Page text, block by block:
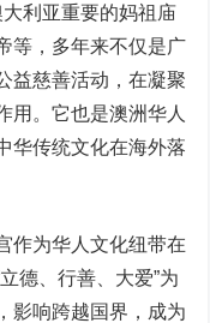
利亚重要的妈祖庙
等，多年来不仅是广
益慈善活动，在凝聚
用。它也是澳洲华人
华传统文化在海外落
作为华人文化纽带在
德、行善、大爱”为
影响跨越国界，成为